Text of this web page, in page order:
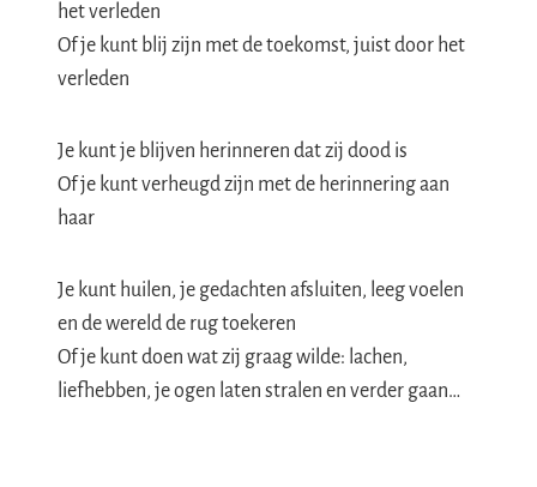
het verleden
Of je kunt blij zijn met de toekomst, juist door het
verleden
Je kunt je blijven herinneren dat zij dood is
Of je kunt verheugd zijn met de herinnering aan
haar
Je kunt huilen, je gedachten afsluiten, leeg voelen
en de wereld de rug toekeren
Of je kunt doen wat zij graag wilde: lachen,
liefhebben, je ogen laten stralen en verder gaan…